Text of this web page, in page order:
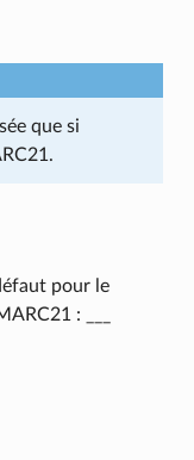
que si
pour le
: ___